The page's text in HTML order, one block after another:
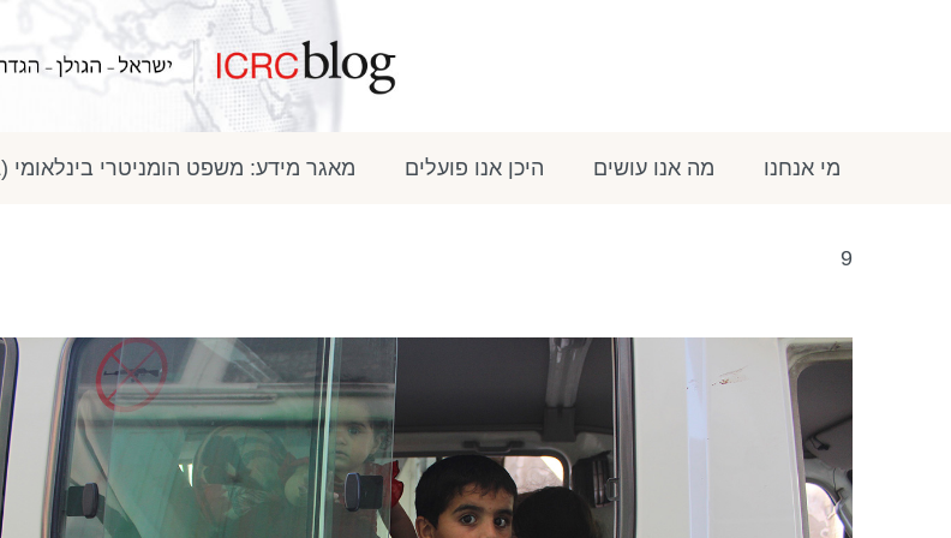
מי אנחנו מה אנו עושים היכן אנו פועלים מאגר מידע: משפט הומניטרי בינלאומי (IHL)
9